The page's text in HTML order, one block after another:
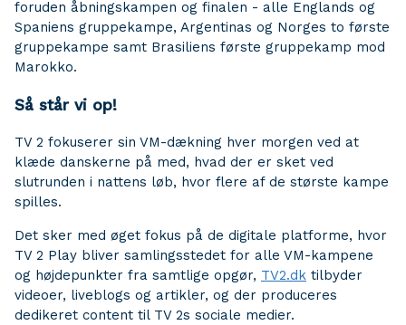
foruden åbningskampen og finalen - alle Englands og
Spaniens gruppekampe, Argentinas og Norges to første
gruppekampe samt Brasiliens første gruppekamp mod
Marokko.
Så står vi op!
TV 2 fokuserer sin VM-dækning hver morgen ved at
klæde danskerne på med, hvad der er sket ved
slutrunden i nattens løb, hvor flere af de største kampe
spilles.
Det sker med øget fokus på de digitale platforme, hvor
TV 2 Play bliver samlingsstedet for alle VM-kampene
og højdepunkter fra samtlige opgør, TV2.dk tilbyder
videoer, liveblogs og artikler, og der produceres
dedikeret content til TV 2s sociale medier.